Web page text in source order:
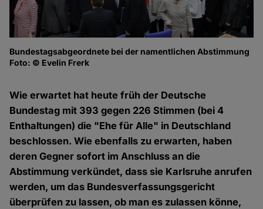
Bundestagsabgeordnete bei der namentlichen Abstimmung
Foto: © Evelin Frerk
Wie erwartet hat heute früh der Deutsche
Bundestag mit 393 gegen 226 Stimmen (bei 4
Enthaltungen) die "Ehe für Alle" in Deutschland
beschlossen. Wie ebenfalls zu erwarten, haben
deren Gegner sofort im Anschluss an die
Abstimmung verkündet, dass sie Karlsruhe anrufen
werden, um das Bundesverfassungsgericht
überprüfen zu lassen, ob man es zulassen könne,